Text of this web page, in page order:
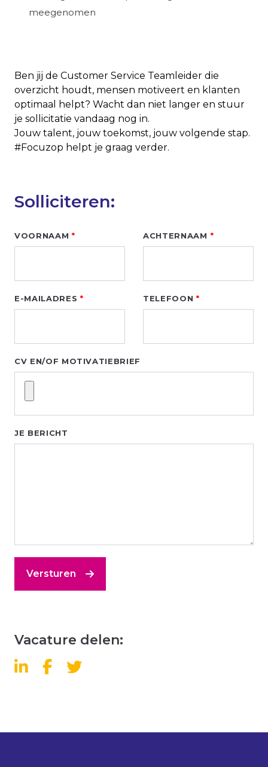
meegenomen
Ben jij de Customer Service Teamleider die
overzicht houdt, mensen motiveert en klanten
optimaal helpt? Wacht dan niet langer en stuur
je sollicitatie vandaag nog in.
Jouw talent, jouw toekomst, jouw volgende stap.
#Focuzop helpt je graag verder.
Solliciteren:
Leave
this
VOORNAAM ACHTERNAAM
E-MAILADRES TELEFOON
CV EN/OF MOTIVATIEBRIEF
JE BERICHT
Versturen
Vacature delen: